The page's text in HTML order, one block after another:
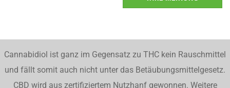
Cannabidiol ist ganz im Gegensatz zu THC kein Rauschmittel
und fällt somit auch nicht unter das Betäubungsmittelgesetz.
CBD wird aus zertifiziertem Nutzhanf gewonnen. Weitere